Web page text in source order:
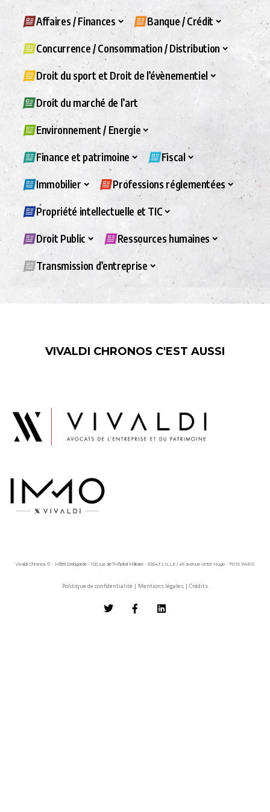
Affaires / Finances Banque / Crédit
Concurrence / Consommation / Distribution
Droit du sport et Droit de l’évènementiel
Droit du marché de l’art
Environnement / Energie
Finance et patrimoine Fiscal
Immobilier Professions réglementées
Propriété intellectuelle et TIC
Droit Public Ressources humaines
Transmission d’entreprise
VIVALDI CHRONOS C'EST AUSSI
Vivaldi Chronos © - Hôtel Delagarde - 120, rue de l'Hôpital Militaire - 59043 LILLE / 45 avenue Victor Hugo - 75116 PARIS
Politique de confidentialité | Mentions légales | Crédits